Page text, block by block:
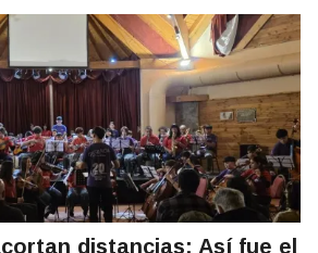
distancias: Así fue el